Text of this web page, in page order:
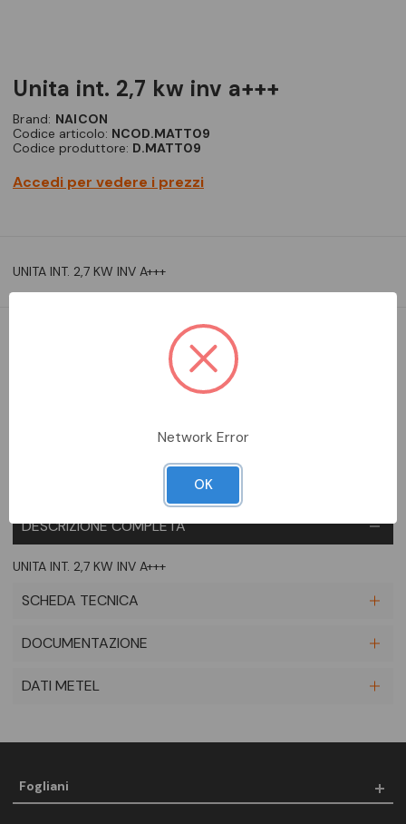
unita int. 2,7 kw inv a+++
Brand: NAICON
Codice articolo: NCOD.MATT09
Codice produttore: D.MATT09
Accedi per vedere i prezzi
UNITA INT. 2,7 KW INV A+++
DESCRIZIONE COMPLETA
UNITA INT. 2,7 KW INV A+++
SCHEDA TECNICA
DOCUMENTAZIONE
DATI METEL
Fogliani
Network Error
OK